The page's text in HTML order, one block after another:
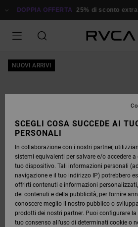
ALLEDOPPIA OFFERTA 25% di sconto extra
NUOVI ARRIVI
SCEGLI COSA SUCCEDE AI
PERSONALI
In collaborazione con i nostri partner,
sistemi equivalenti per salvare e/o accedere a
tuo dispositivo. Tali informazioni personali
navigazione e il tuo indirizzo IP) potrebbero
offrirti contenuti e informazioni personalizzati,
dei contenuti e della pubblicità, per fornire
conoscere meglio il nostro pubblico o
prodotti dei nostri partner. Puoi configurare la
tuo consenso all’uso di determinati cookie o